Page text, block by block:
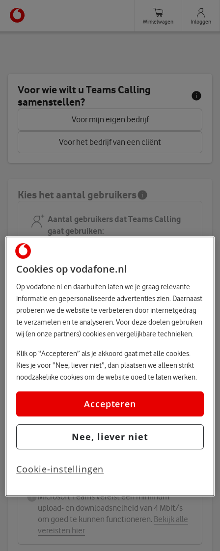
Winkelwagen Inloggen
Stel je Teams Calling product
Voor wie wilt u Teams Calling
samenstellen?
Voor mijn eigen bedrijf
Voor het bedrijf van een cliënt
Kies het aantal gebruikers
Aantal gebruikers dat Teams Calling
gaat gebruiken:
Zijn er al Microsoft Teams licenties?
Iedere gebruiker heeft een Microsoft Teams
Ja, er zijn al 0 Microsoft Teams licenties die
gebruikt kunnen worden
Nee, er zijn geen of minder dan 0 Microsoft
Microsoft Teams vereist een minimum
upload- en downloadsnelheid van 4 Mbit/s
om goed te kunnen functioneren. Bekijk alle
vereisten hier
Cookies op vodafone.nl
Op vodafone.nl en daarbuiten laten we je graag relevante
informatie en gepersonaliseerde advertenties zien. Daarnaast
proberen we de website te verbeteren door internetgedrag
te verzamelen en te analyseren. Voor deze doelen gebruiken
wij (en onze partners) cookies en vergelijkbare technieken.
Klik op “Accepteren” als je akkoord gaat met alle cookies.
Kies je voor “Nee, liever niet”, dan plaatsen we alleen strikt
noodzakelijke cookies om de website goed te laten werken.
worden geplaatst. Je kan je keuze altijd wijzigen of intrekken
. In ons
Accepteren
Nee, liever niet
Cookie-instellingen